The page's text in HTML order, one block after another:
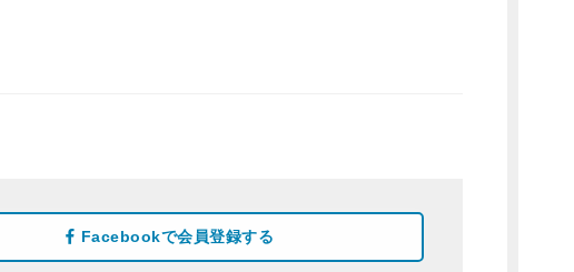
Facebookで会員登録する